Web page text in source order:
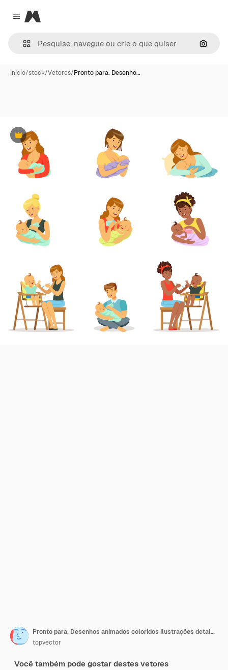
Close menu
Magnific
Início/stock/Vetores/Pronto para. Desenho…
Premium
Pronto para. Desenhos animados coloridos ilustrações detalhadas sobre fundo branco
topvector
Você também pode gostar destes vetores